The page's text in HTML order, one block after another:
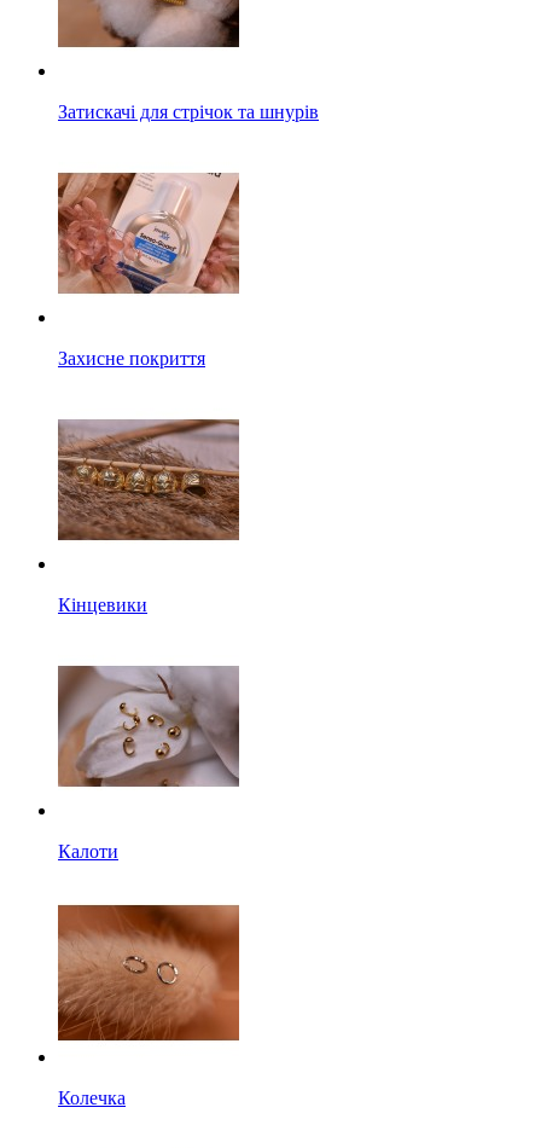
Затискачі для стрічок та шнурів
Захисне покриття
Кінцевики
Калоти
Колечка